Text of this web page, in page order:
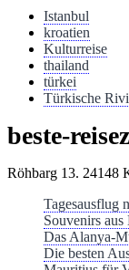
Istanbul
kroatien
Kulturreise
thailand
türkei
Türkische
beste-
Röhbarg 13. 24148
Tagesausflug
Souvenirs
Das Alanya-
Die besten